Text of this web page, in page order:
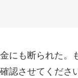
金にも断られた
認させてくださ